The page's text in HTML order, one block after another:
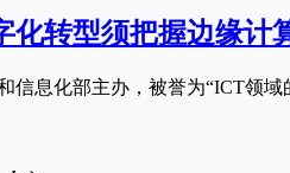
化转型须把握边缘计
息化部主办，被誉为“ICT领